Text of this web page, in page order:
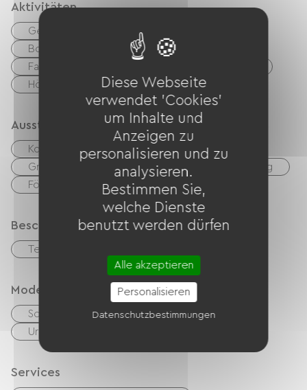
Aktivitäten
Gewässer
Wandern
Boulodrome / Pétanque-Platz
Fahrrad
Höhlenforschung
Ausstattung
Kostenloses WLAN TV
TNT
Grillen
Gartenmöbel
Babyausstattung
Fön
Beschreibung
Terrasse
Modes de paiement
Schecks
Bargeld
Urlaubsgutscheine (ANCV)
Services
Diese Webseite
verwendet 'Cookies'
um Inhalte und
Anzeigen zu
personalisieren und zu
analysieren.
Bestimmen Sie,
welche Dienste
benutzt werden dürfen
Alle akzeptieren
Personalisieren
Datenschutzbestimmungen